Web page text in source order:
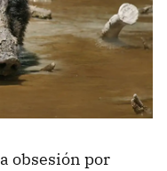
obsesión por